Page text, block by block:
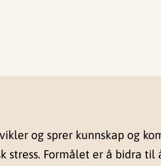
og sprer kunnskap og
stress. Formålet er å bidra til